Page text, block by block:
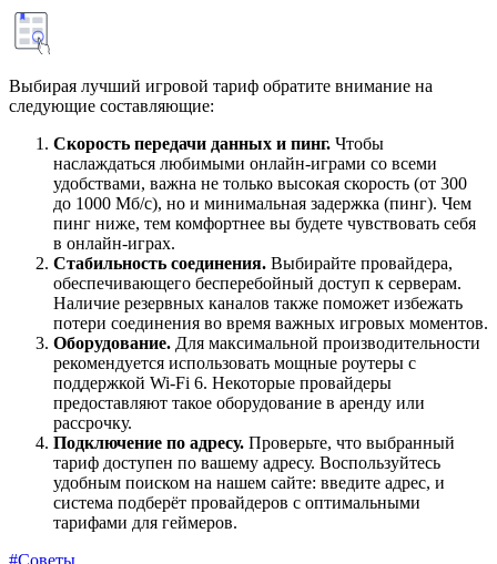
Выбирая лучший игровой тариф обратите внимание на
следующие составляющие:
Скорость передачи данных и пинг. Чтобы
наслаждаться любимыми онлайн-играми со всеми
удобствами, важна не только высокая скорость (от 300
до 1000 Мб/с), но и минимальная задержка (пинг). Чем
пинг ниже, тем комфортнее вы будете чувствовать себя
в онлайн-играх.
Стабильность соединения. Выбирайте провайдера,
обеспечивающего бесперебойный доступ к серверам.
Наличие резервных каналов также поможет избежать
потери соединения во время важных игровых моментов.
Оборудование. Для максимальной производительности
рекомендуется использовать мощные роутеры с
поддержкой Wi-Fi 6. Некоторые провайдеры
предоставляют такое оборудование в аренду или
рассрочку.
Подключение по адресу. Проверьте, что выбранный
тариф доступен по вашему адресу. Воспользуйтесь
удобным поиском на нашем сайте: введите адрес, и
система подберёт провайдеров с оптимальными
тарифами для геймеров.
#Советы